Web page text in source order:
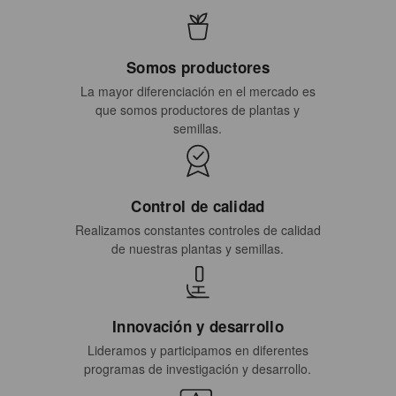
Somos productores
La mayor diferenciación en el mercado es
que somos productores de plantas y
semillas.
Control de calidad
Realizamos constantes controles de calidad
de nuestras plantas y semillas.
Innovación y desarrollo
Lideramos y participamos en diferentes
programas de investigación y desarrollo.